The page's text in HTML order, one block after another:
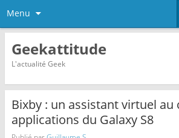
Menu
Geekattitude
L'actualité Geek
Bixby : un assistant virtuel
applications du Galaxy S8